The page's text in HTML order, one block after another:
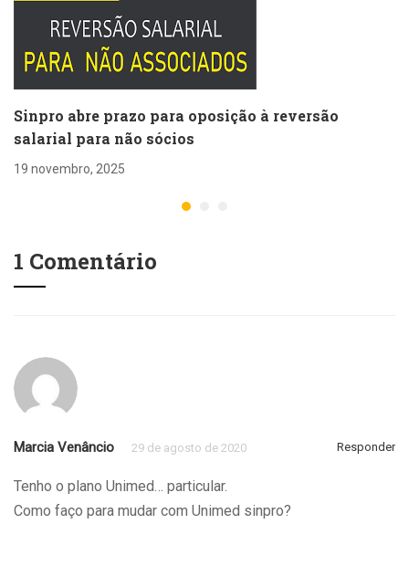
Sinpro abre prazo para oposição à reversão
salarial para não sócios
19 novembro, 2025
1 Comentário
Marcia Venâncio 29 de agosto de 2020 Responder
Tenho o plano Unimed… particular.
Como faço para mudar com Unimed sinpro?